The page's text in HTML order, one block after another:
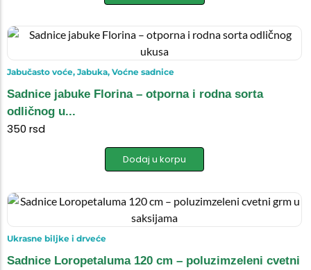
Jabučasto voće, Jabuka, Voćne sadnice
Sadnice jabuke Florina – otporna i rodna sorta
odličnog u...
350 rsd
Dodaj u korpu
Ukrasne biljke i drveće
Sadnice Loropetaluma 120 cm – poluzimzeleni cvetni